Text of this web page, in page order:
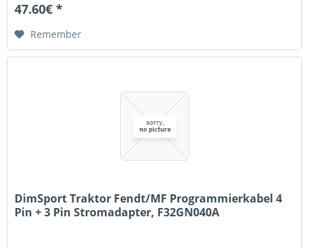
47.60€ *
Remember
DimSport Traktor Fendt/MF Programmierkabel 4
Pin + 3 Pin Stromadapter, F32GN040A